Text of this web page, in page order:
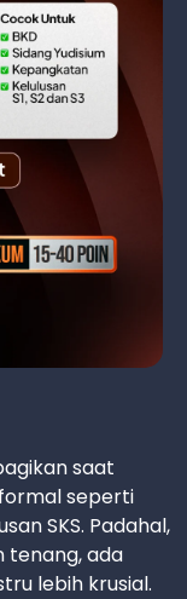
saat
seperti
SKS. Padahal,
tenang, ada
lebih krusial.